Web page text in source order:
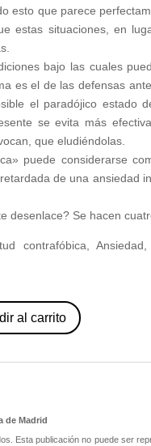
esto que parece
estas situaciones, en
bajo las cuales
es el de las defensas
el paradójico estado
se evita más
que eludiéndolas.
puede considerarse
de una ansiedad
desenlace? Se hacen
contrafóbica,
al carrito
de Madrid
Esta publicación no puede ser